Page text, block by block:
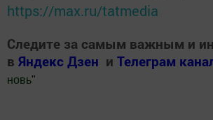
https://max.ru/tatmedia
Следите за самым важным и
в Яндекс Дзен и Телеграм
новь"